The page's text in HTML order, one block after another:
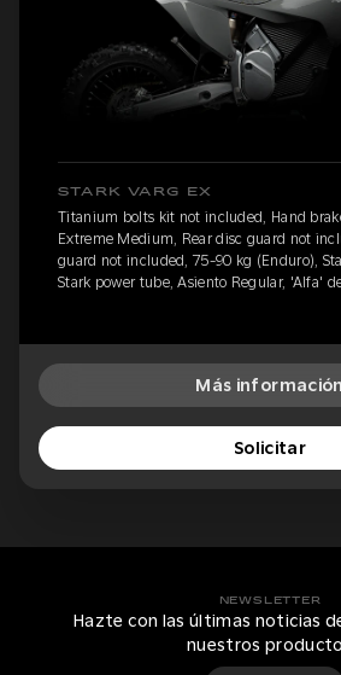
STARK VARG EX
Titanium bolts kit not included, Hand
Extreme Medium, Rear disc guard not
guard not included, 75-90 kg (Enduro),
Stark power tube, Asiento Regular, 'Alfa'
Más información
Solicitar
NEWSLETTER
Hazte con las últimas noticias
nuestros